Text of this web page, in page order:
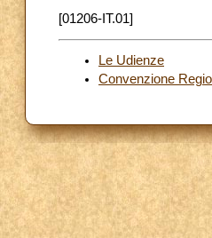
[01206-IT.01]
Le Udienze
Convenzione